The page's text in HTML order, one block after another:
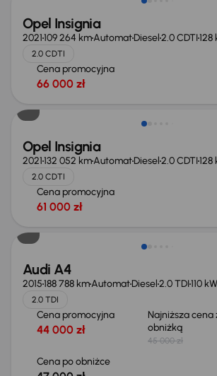
Opel Insignia
2021109 264 kmAutomatDiesel2.0 CDTI128
2.0 CDTI
Cena promocyjna
66 000 zł
Opel Insignia
2021132 052 kmAutomatDiesel2.0 CDTI128
2.0 CDTI
Cena promocyjna
61 000 zł
Audi A4
2015188 788 kmAutomatDiesel2.0 TDI110 kW
2.0 TDI
Cena promocyjna
44 000 zł
Najniższa cena
obniżką
45 000 zł
Cena po obniżce